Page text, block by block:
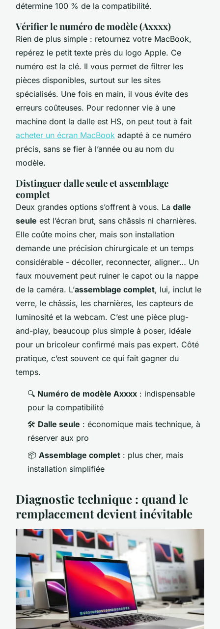
détermine 100 % de la compatibilité.
Vérifier le numéro de modèle (Axxxx)
Rien de plus simple : retournez votre MacBook,
repérez le petit texte près du logo Apple. Ce
numéro est la clé. Il vous permet de filtrer les
pièces disponibles, surtout sur les sites
spécialisés. Une fois en main, il vous évite des
erreurs coûteuses. Pour redonner vie à une
machine dont la dalle est HS, on peut tout à fait
acheter un écran MacBook adapté à ce numéro
précis, sans se fier à l’année ou au nom du
modèle.
Distinguer dalle seule et assemblage
complet
Deux grandes options s’offrent à vous. La dalle
seule est l’écran brut, sans châssis ni charnières.
Elle coûte moins cher, mais son installation
demande une précision chirurgicale et un temps
considérable - décoller, reconnecter, aligner… Un
faux mouvement peut ruiner le capot ou la nappe
de la caméra. L’assemblage complet, lui, inclut le
verre, le châssis, les charnières, les capteurs de
luminosité et la webcam. C’est une pièce plug-
and-play, beaucoup plus simple à poser, idéale
pour un bricoleur confirmé mais pas expert. Côté
pratique, c’est souvent ce qui fait gagner du
temps.
🔍 Numéro de modèle Axxxx : indispensable
pour la compatibilité
🛠️ Dalle seule : économique mais technique, à
réserver aux pro
📦 Assemblage complet : plus cher, mais
installation simplifiée
Diagnostic technique : quand le
remplacement devient inévitable